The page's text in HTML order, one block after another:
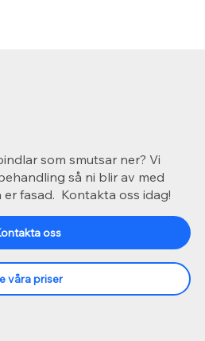
som smutsar ner? Vi
så ni blir av med
fasad. Kontakta oss idag!
oss
våra priser